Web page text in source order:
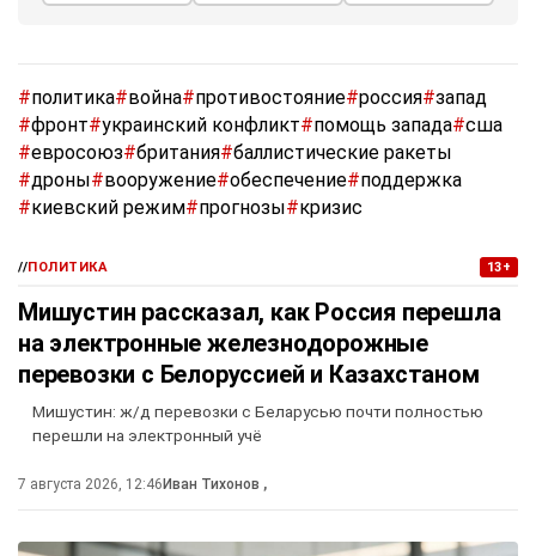
#политика#война#противостояние#россия#запад
#фронт#украинский конфликт#помощь запада#сша
#евросоюз#британия#баллистические ракеты
#дроны#вооружение#обеспечение#поддержка
#киевский режим#прогнозы#кризис
//ПОЛИТИКА 13+
Мишустин рассказал, как Россия перешла
на электронные железнодорожные
перевозки с Белоруссией и Казахстаном
Мишустин: ж/д перевозки с Беларусью почти полностью
перешли на электронный учё
7 августа 2026, 12:46 Иван Тихонов ,